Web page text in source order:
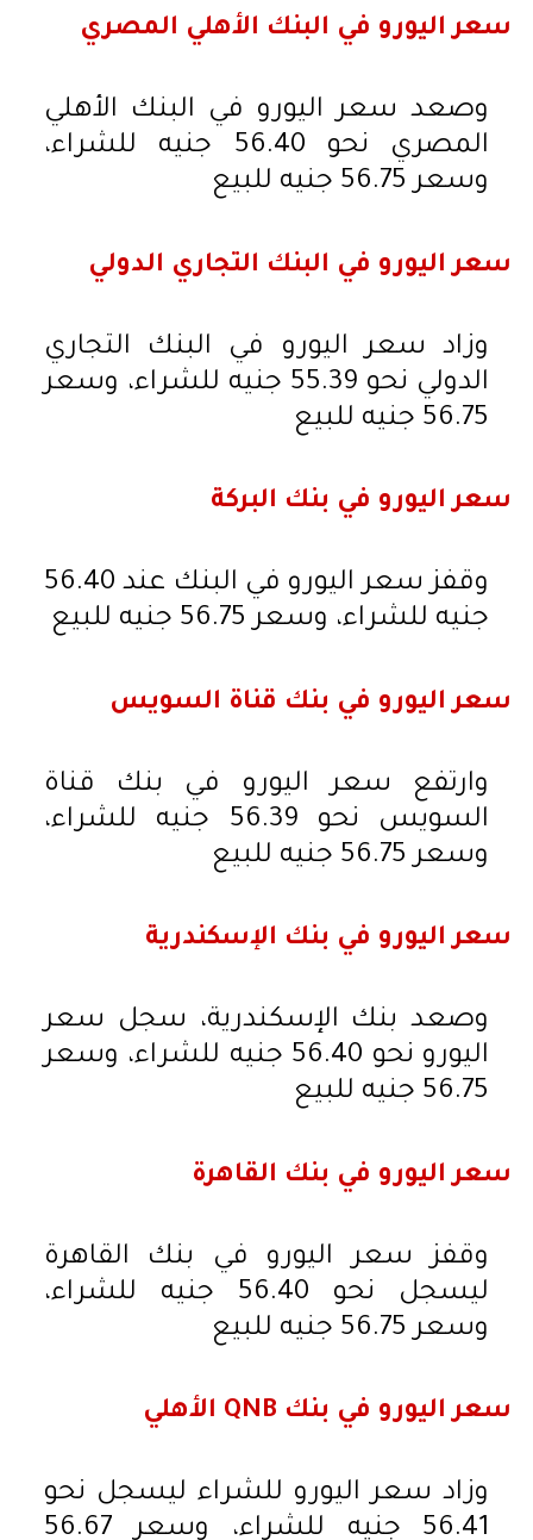
سعر اليورو في البنك الأهلي المصري
وصعد سعر اليورو في البنك الأهلي
المصري نحو 56.40 جنيه للشراء،
وسعر 56.75 جنيه للبيع
سعر اليورو في البنك التجاري الدولي
وزاد سعر اليورو في البنك التجاري
الدولي نحو 55.39 جنيه للشراء، وسعر
56.75 جنيه للبيع
سعر اليورو في بنك البركة
وقفز سعر اليورو في البنك عند 56.40
جنيه للشراء، وسعر 56.75 جنيه للبيع
سعر اليورو في بنك قناة السويس
وارتفع سعر اليورو في بنك قناة
السويس نحو 56.39 جنيه للشراء،
وسعر 56.75 جنيه للبيع
سعر اليورو في بنك الإسكندرية
وصعد بنك الإسكندرية، سجل سعر
اليورو نحو 56.40 جنيه للشراء، وسعر
56.75 جنيه للبيع
سعر اليورو في بنك القاهرة
وقفز سعر اليورو في بنك القاهرة
ليسجل نحو 56.40 جنيه للشراء،
وسعر 56.75 جنيه للبيع
سعر اليورو في بنك QNB الأهلي
وزاد سعر اليورو للشراء ليسجل نحو
56.41 جنيه للشراء، وسعر 56.67